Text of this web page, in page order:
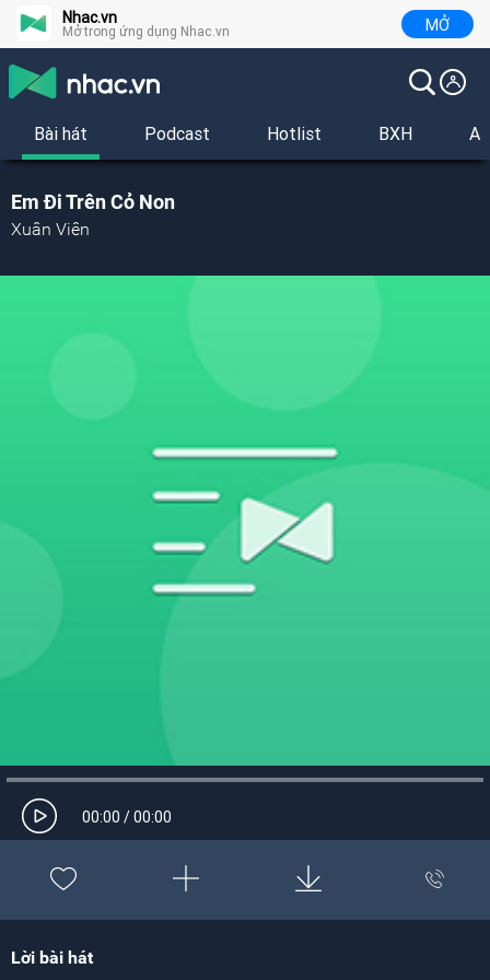
Nhac.vn
Mở trong ứng dụng Nhac.vn MỞ
Bài hát Podcast Hotlist BXH
Em Đi Trên Cỏ Non
Xuân Viên
00:00 /00:00
Lời bài hát